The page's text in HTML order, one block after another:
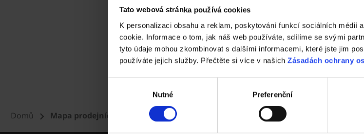
Tato webová stránka používá cookies
K personalizaci obsahu a reklam, poskytování funkcí sociálních médií
cookie. Informace o tom, jak náš web používáte, sdílíme se svými
tyto údaje mohou zkombinovat s dalšími informacemi, které jste jim
používáte jejich služby. Přečtěte si více v našich Zásadách ochrany
Nutné Preferenční
Domů Mapa prodejních oblastí Tondach